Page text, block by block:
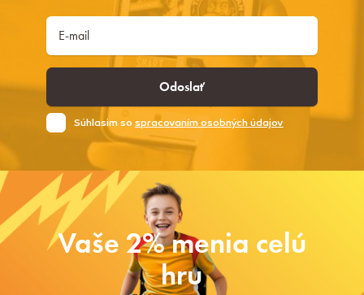
Odoslať
Súhlasim so spracovaním osobných údajov
Vaše 2% menia celú
hru